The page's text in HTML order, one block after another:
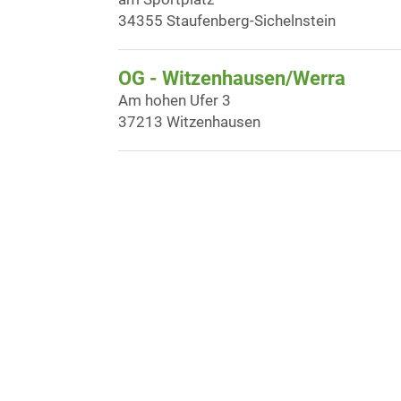
34355 Staufenberg-Sichelnstein
OG - Witzenhausen/Werra
Am hohen Ufer 3
37213 Witzenhausen